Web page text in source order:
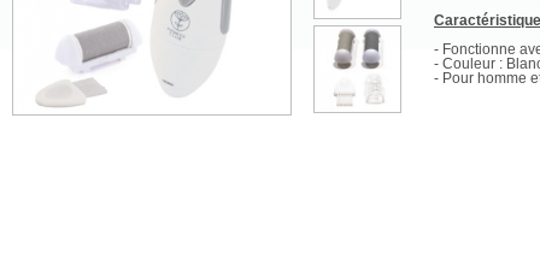
- Fonctionne
- Couleur :
- Pour homme